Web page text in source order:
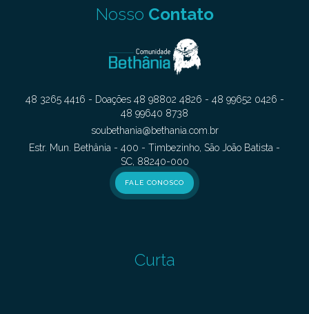
Nosso Contato
48 3265 4416 - Doações 48 98802 4826 - 48 99652 0426 -
48 99640 8738
soubethania@bethania.com.br
Estr. Mun. Bethânia - 400 - Timbezinho, São João Batista -
SC, 88240-000
FALE CONOSCO
Curta